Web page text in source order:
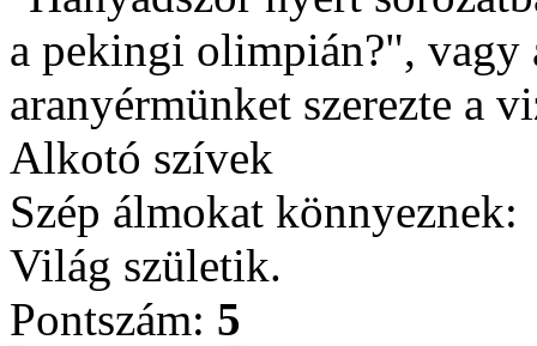
a pekingi olimpián?",
aranyérmünket szerezte a
Alkotó szívek
Szép álmokat könnyeznek:
Világ születik.
Pontszám: 5